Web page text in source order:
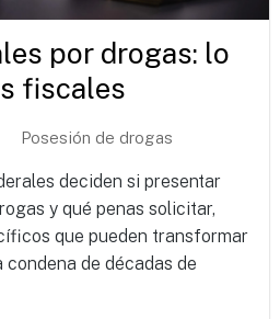
por drogas: lo
fiscales
Posesión de drogas
deciden si presentar
y qué penas solicitar,
que pueden transformar
de décadas de